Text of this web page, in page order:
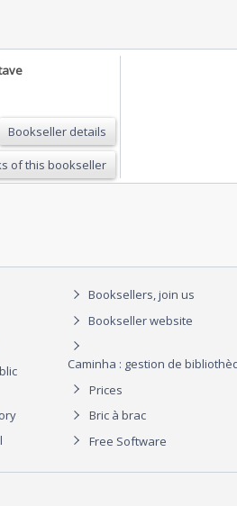
Bookseller details
of this bookseller
Booksellers, join us
Bookseller website
Caminha : gestion de
Prices
Bric à brac
Free Software